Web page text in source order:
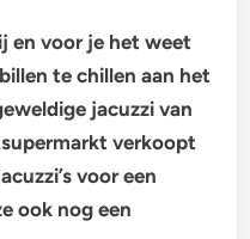
en voor je het weet
te chillen aan het
jacuzzi van
verkoopt
voor een
ook nog een